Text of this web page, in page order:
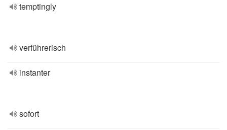
temptingly
verführerisch
instanter
sofort